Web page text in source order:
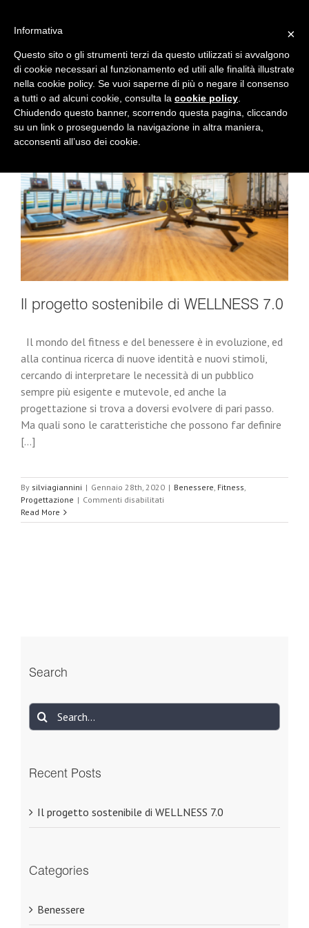
Benessere
Il progetto sostenibile di WELLNESS 7.0
Il progetto sostenibile di WELLNESS 7.0
Il mondo del fitness e del benessere è in evoluzione, ed
alla continua ricerca di nuove identità e nuovi stimoli,
cercando di interpretare le necessità di un pubblico
sempre più esigente e mutevole, ed anche la
progettazione si trova a doversi evolvere di pari passo.
Ma quali sono le caratteristiche che possono far definire
[...]
By silviagiannini | Gennaio 28th, 2020 | Benessere Fitness
Progettazione | Commenti disabilitati
progetto
Read More
Search
Search
for:
Recent Posts
Il progetto sostenibile di WELLNESS 7.0
Categories
Benessere
×
Informativa
Questo sito o gli strumenti terzi da questo utilizzati si avvalgono
di cookie necessari al funzionamento ed utili alle finalità illustrate
nella cookie policy. Se vuoi saperne di più o negare il consenso
a tutti o ad alcuni cookie, consulta la cookie policy
Chiudendo questo banner, scorrendo questa pagina, cliccando
su un link o proseguendo la navigazione in altra maniera,
acconsenti all’uso dei cookie.